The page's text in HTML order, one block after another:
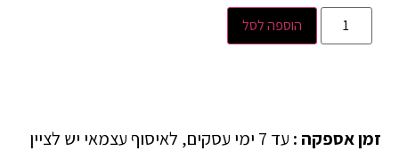
הוספה לסל
זמן אספקה :
עד 7 ימי עסקים, לאיסוף עצמאי יש לציין